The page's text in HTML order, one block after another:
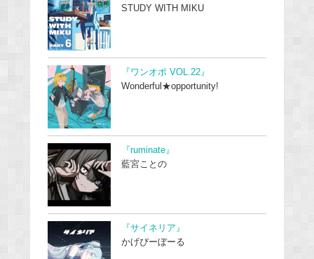
STUDY WITH MIKU
『ワンオポ VOL.22』
Wonderful★opportunity!
『ruminate』
藍宮ことの
『サイネリア』
かげぴーぼーる